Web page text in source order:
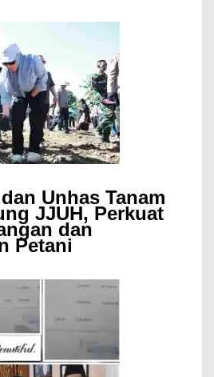
Unhas Tanam
JJUH, Perkuat
dan
Petani